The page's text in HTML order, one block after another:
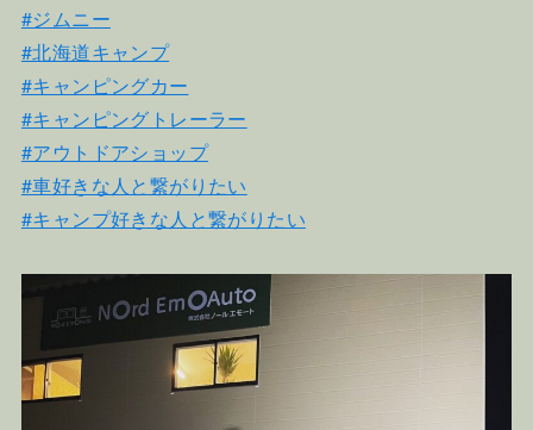
#ジムニー
#北海道キャンプ
#キャンピングカー
#キャンピングトレーラー
#アウトドアショップ
#車好きな人と繋がりたい
#キャンプ好きな人と繋がりたい